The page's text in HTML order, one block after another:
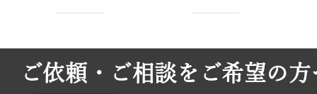
ご依頼・ご相談をご希望の方